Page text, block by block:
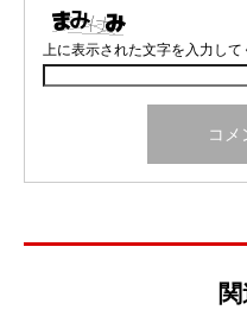
上に表示された文字を入力して